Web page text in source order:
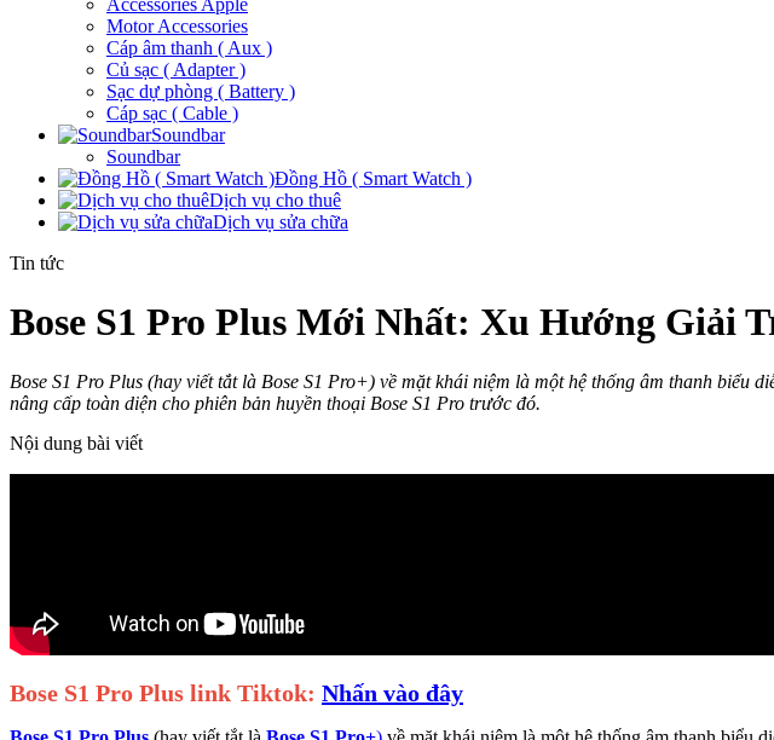
Accessories Apple
Motor Accessories
Cáp âm thanh ( Aux )
Củ sạc ( Adapter )
Sạc dự phòng ( Battery )
Cáp sạc ( Cable )
Soundbar
Soundbar
Đồng Hồ ( Smart Watch )
Dịch vụ cho thuê
Dịch vụ sửa chữa
Tin tức
Bose S1 Pro Plus Mới Nhất: Xu Hướng Giải
Bose S1 Pro Plus (hay viết tắt là Bose S1 Pro+) về mặt khái niệm là một hệ thống âm thanh
nâng cấp toàn diện cho phiên bản huyền thoại Bose S1 Pro trước đó.
Nội dung bài viết
Bose S1 Pro Plus link Tiktok: Nhấn vào đây